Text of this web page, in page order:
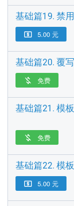
基础篇19. 禁
 5.00 元
基础篇20. 覆
 免费
基础篇21. 模
 免费
基础篇22. 模
 5.00 元